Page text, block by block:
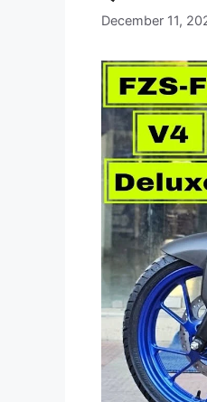
December 11,